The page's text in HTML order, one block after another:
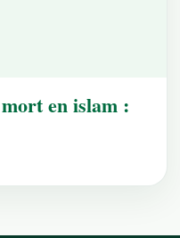
en islam :